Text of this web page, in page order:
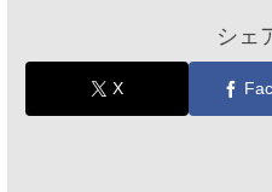
シェ
X